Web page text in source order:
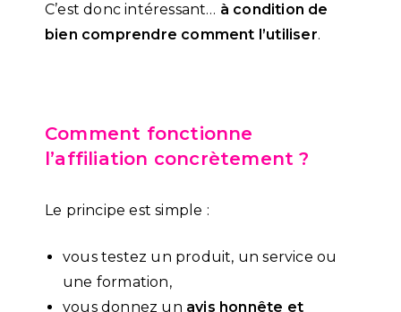
C’est donc intéressant… à condition de
bien comprendre comment l’utiliser.
Comment fonctionne
l’affiliation concrètement ?
Le principe est simple :
vous testez un produit, un service ou
une formation,
vous donnez un avis honnête et